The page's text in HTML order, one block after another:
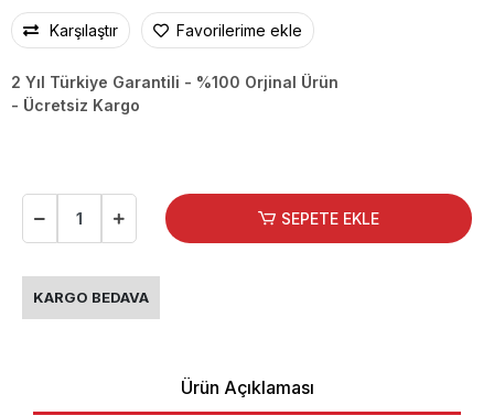
Karşılaştır Favorilerime ekle
2 Yıl Türkiye Garantili - %100 Orjinal Ürün
- Ücretsiz Kargo
SEPETE EKLE
KARGO BEDAVA
Ürün Açıklaması